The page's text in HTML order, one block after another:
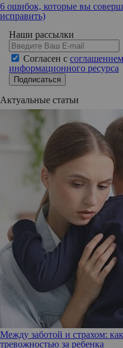
6 ошибок, которые вы
исправить)
Наши рассылки
Согласен с
информационного ресурса
Подписаться
Актуальные статьи
Между заботой и страхом:
тревожностью за ребенка